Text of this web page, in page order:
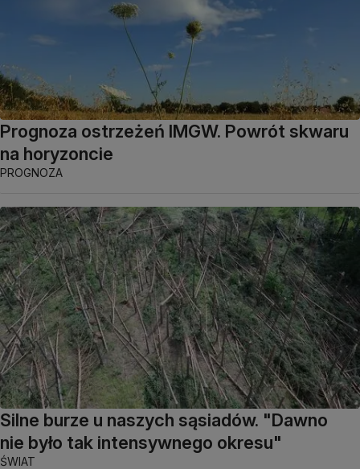
Prognoza ostrzeżeń IMGW. Powrót skwaru
na horyzoncie
PROGNOZA
Silne burze u naszych sąsiadów. "Dawno
nie było tak intensywnego okresu"
ŚWIAT